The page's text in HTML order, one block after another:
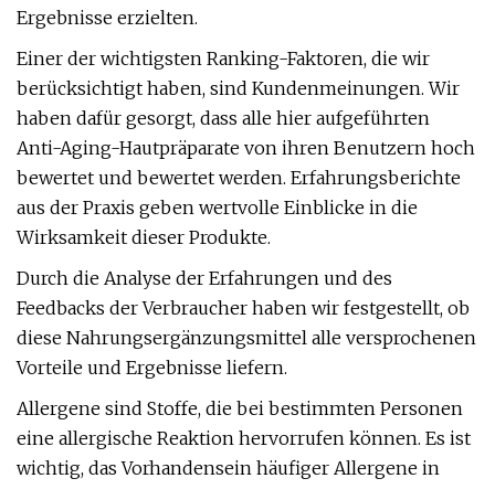
Ergebnisse erzielten.
Einer der wichtigsten Ranking-Faktoren, die wir
berücksichtigt haben, sind Kundenmeinungen. Wir
haben dafür gesorgt, dass alle hier aufgeführten
Anti-Aging-Hautpräparate von ihren Benutzern hoch
bewertet und bewertet werden. Erfahrungsberichte
aus der Praxis geben wertvolle Einblicke in die
Wirksamkeit dieser Produkte.
Durch die Analyse der Erfahrungen und des
Feedbacks der Verbraucher haben wir festgestellt, ob
diese Nahrungsergänzungsmittel alle versprochenen
Vorteile und Ergebnisse liefern.
Allergene sind Stoffe, die bei bestimmten Personen
eine allergische Reaktion hervorrufen können. Es ist
wichtig, das Vorhandensein häufiger Allergene in